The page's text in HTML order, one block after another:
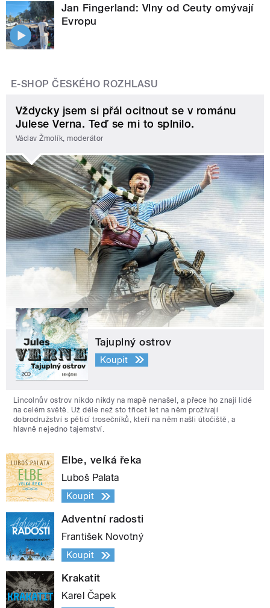
Jan Fingerland: Vlny od Ceuty omývají
Evropu
E-SHOP ČESKÉHO ROZHLASU
Vždycky jsem si přál ocitnout se v románu
Julese Verna. Teď se mi to splnilo.
Václav Žmolík, moderátor
Tajuplný ostrov
Koupit
Lincolnův ostrov nikdo nikdy na mapě nenašel, a přece ho znají lidé
na celém světě. Už déle než sto třicet let na něm prožívají
dobrodružství s pěticí trosečníků, kteří na něm našli útočiště, a
hlavně nejedno tajemství.
Elbe, velká řeka
Luboš Palata
Koupit
Adventní radosti
František Novotný
Koupit
Krakatit
Karel Čapek